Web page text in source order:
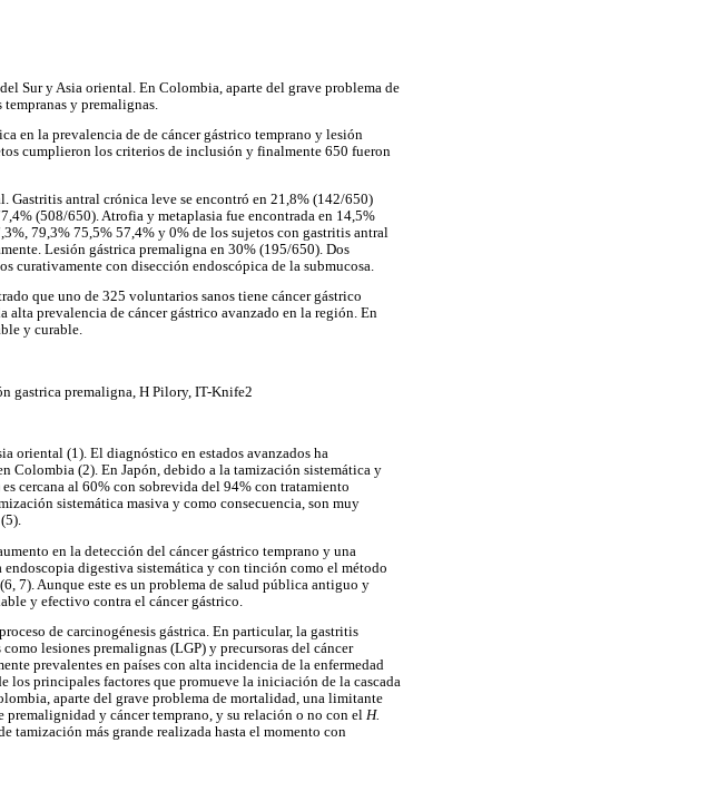
Sur y Asia oriental. En Colombia, aparte del grave problema de
y premalignas.
en la prevalencia de de cáncer gástrico temprano y lesión
cumplieron los criterios de inclusión y finalmente 650 fueron
Gastritis antral crónica leve se encontró en 21,8% (142/650)
(508/650). Atrofia y metaplasia fue encontrada en 14,5%
79,3% 75,5% 57,4% y 0% de los sujetos con gastritis antral
Lesión gástrica premaligna en 30% (195/650). Dos
curativamente con disección endoscópica de la submucosa.
que uno de 325 voluntarios sanos tiene cáncer gástrico
prevalencia de cáncer gástrico avanzado en la región. En
y curable.
gastrica premaligna, H Pilory, IT-Knife2
oriental (1). El diagnóstico en estados avanzados ha
Colombia (2). En Japón, debido a la tamización sistemática y
cercana al 60% con sobrevida del 94% con tratamiento
sistemática masiva y como consecuencia, son muy
en la detección del cáncer gástrico temprano y una
digestiva sistemática y con tinción como el método
7). Aunque este es un problema de salud pública antiguo y
y efectivo contra el cáncer gástrico.
de carcinogénesis gástrica. En particular, la gastritis
lesiones premalignas (LGP) y precursoras del cáncer
prevalentes en países con alta incidencia de la enfermedad
los principales factores que promueve la iniciación de la cascada
aparte del grave problema de mortalidad, una limitante
premalignidad y cáncer temprano, y su relación o no con el H.
tamización más grande realizada hasta el momento con